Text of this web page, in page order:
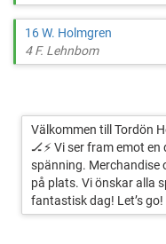
16 W. Holmgren
4 F. Lehnbom
Välkommen till Tordön
🏒⚡ Vi ser fram emot
spänning. Merchandise
på plats. Vi önskar alla
fantastisk dag! Let’s